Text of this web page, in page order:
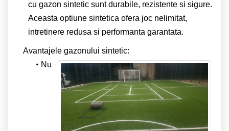
cu gazon sintetic sunt durabile, rezistente si sigure.
Aceasta optiune sintetica ofera joc nelimitat,
intretinere redusa si performanta garantata.
Avantajele gazonului sintetic:
Nu